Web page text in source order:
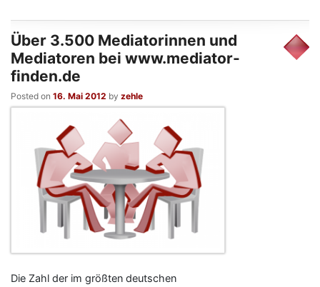
Über 3.500 Mediatorinnen und
Mediatoren bei www.mediator-
finden.de
Posted on 16. Mai 2012 by zehle
Die Zahl der im größten deutschen